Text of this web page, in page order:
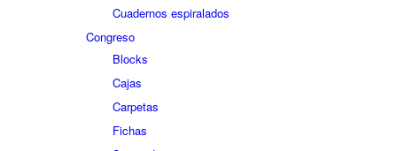
Cuadernos espiralados
Congreso
Blocks
Cajas
Carpetas
Fichas